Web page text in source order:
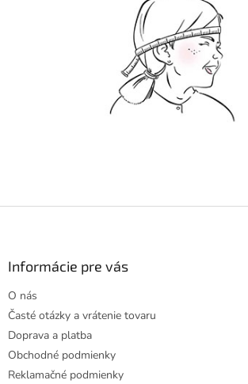
Informácie pre vás
O nás
Časté otázky a vrátenie tovaru
Doprava a platba
Obchodné podmienky
Reklamačné podmienky